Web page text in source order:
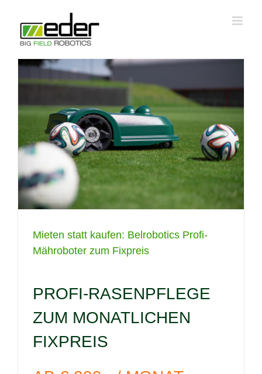
springen
Mieten statt kaufen: Belrobotics Profi-
Mähroboter zum Fixpreis
PROFI-RASENPFLEGE
ZUM MONATLICHEN
FIXPREIS